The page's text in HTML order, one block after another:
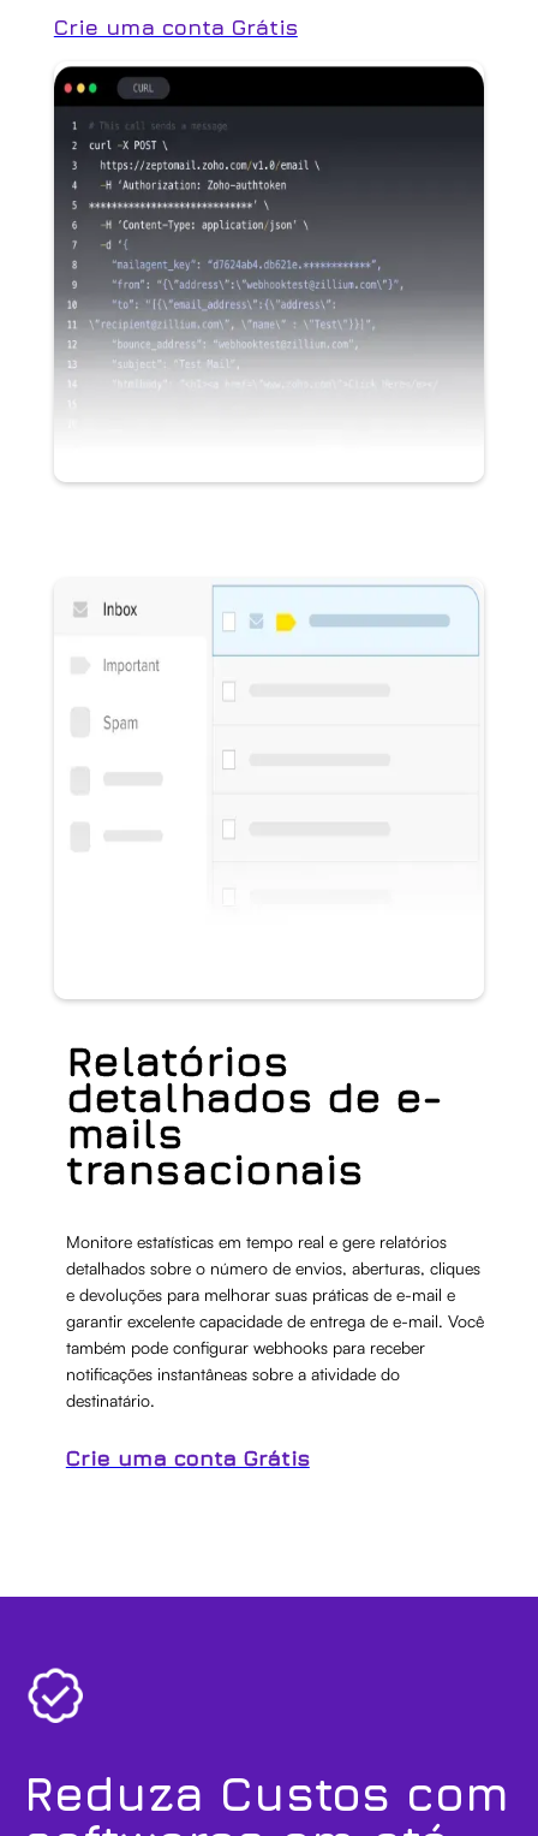
Crie uma conta Grátis
Relatórios
detalhados de e-
mails
transacionais
Monitore estatísticas em tempo real e gere relatórios
detalhados sobre o número de envios, aberturas, cliques
e devoluções para melhorar suas práticas de e-mail e
garantir excelente capacidade de entrega de e-mail. Você
também pode configurar webhooks para receber
notificações instantâneas sobre a atividade do
destinatário.
Crie uma conta Grátis
Reduza Custos com